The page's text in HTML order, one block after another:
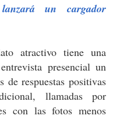
un cargador
atractivo tiene una
presencial un
respuestas positivas
llamadas por
con las fotos menos